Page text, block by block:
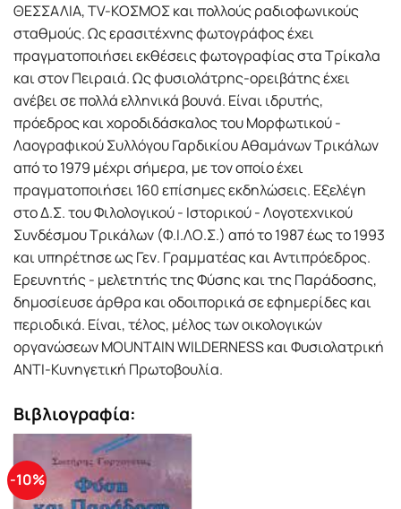
ΘΕΣΣΑΛΙΑ, TV-ΚΟΣΜΟΣ και πολλούς ραδιοφωνικούς
σταθμούς. Ως ερασιτέχνης φωτογράφος έχει
πραγματοποιήσει εκθέσεις φωτογραφίας στα Τρίκαλα
και στον Πειραιά. Ως φυσιολάτρης-ορειβάτης έχει
ανέβει σε πολλά ελληνικά βουνά. Είναι ιδρυτής,
πρόεδρος και χοροδιδάσκαλος του Μορφωτικού -
Λαογραφικού Συλλόγου Γαρδικίου Αθαμάνων Τρικάλων
από το 1979 μέχρι σήμερα, με τον οποίο έχει
πραγματοποιήσει 160 επίσημες εκδηλώσεις. Εξελέγη
στο Δ.Σ. του Φιλολογικού - Ιστορικού - Λογοτεχνικού
Συνδέσμου Τρικάλων (Φ.Ι.ΛΟ.Σ.) από το 1987 έως το 1993
και υπηρέτησε ως Γεν. Γραμματέας και Αντιπρόεδρος.
Ερευνητής - μελετητής της Φύσης και της Παράδοσης,
δημοσίευσε άρθρα και οδοιπορικά σε εφημερίδες και
περιοδικά. Είναι, τέλος, μέλος των οικολογικών
οργανώσεων MOUNTAIN WILDERNESS και Φυσιολατρική
ΑΝΤΙ-Κυνηγετική Πρωτοβουλία.
Βιβλιογραφία:
-10%